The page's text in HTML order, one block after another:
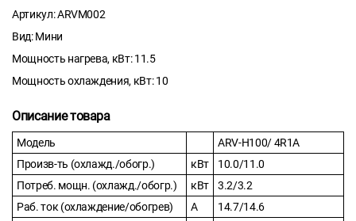
Артикул: ARVM002
Вид: Мини
Мощность нагрева, кВт: 11.5
Мощность охлаждения, кВт: 10
Описание товара
Модель
ARV-H100/ 4R1A
Произв-ть (охлажд./обогр.)
кВт
10.0/11.0
Потреб. мощн. (охлажд./обогр.)
кВт
3.2/3.2
Раб. ток (охлаждение/обогрев)
А
14.7/14.6